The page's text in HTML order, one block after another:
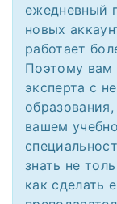
ежедневный
новых
работает
Поэтому вам
эксперта с
вашем
знать не
как сделать